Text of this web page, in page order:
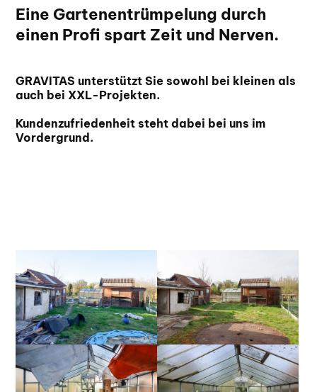
Eine Gartenentrümpelung durch
einen Profi spart Zeit und Nerven.
GRAVITAS unterstützt Sie sowohl bei kleinen als
auch bei XXL-Projekten.
Kundenzufriedenheit steht dabei bei uns im
Vordergrund.